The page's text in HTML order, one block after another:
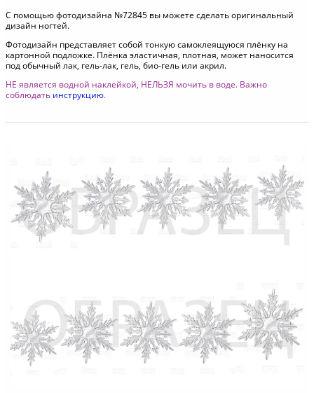
С помощью фотодизайна №72845 вы можете сделать оригинальный
дизайн ногтей.
Фотодизайн представляет собой тонкую самоклеящуюся плёнку на
картонной подложке. Плёнка эластичная, плотная, может наносится
под обычный лак, гель-лак, гель, био-гель или акрил.
НЕ является водной наклейкой, НЕЛЬЗЯ мочить в воде. Важно
соблюдать инструкцию.